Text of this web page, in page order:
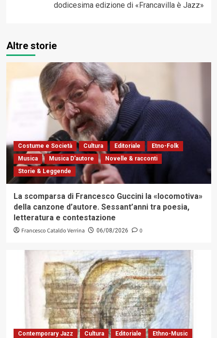
dodicesima edizione di «Francavilla è Jazz»
Altre storie
Costume e Società Cultura Editoriale
Etno-Folk
Musica
Musica D'autore
Novelle & racconti
Storie & Leggende
La scomparsa di Francesco Guccini la «locomotiva»
della canzone d’autore. Sessant’anni tra poesia,
letteratura e contestazione
Francesco Cataldo Verrina 06/08/2026 0
Contemporary Jazz Cultura Editoriale
Ethno-Music